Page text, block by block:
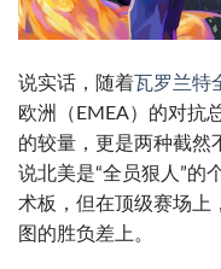
说实话，随着瓦罗兰特
欧洲（EMEA）的对抗
的较量，更是两种截然
说北美是“全员狠人”的
术板，但在顶级赛场上
图的胜负差上。